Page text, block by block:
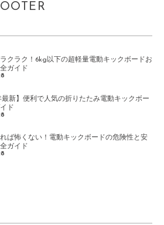
クラク！6kg以下の超軽量電動キックボードお
ガイド
最新】便利で人気の折りたたみ電動キックボー
ド
ば怖くない！電動キックボードの危険性と安
ガイド